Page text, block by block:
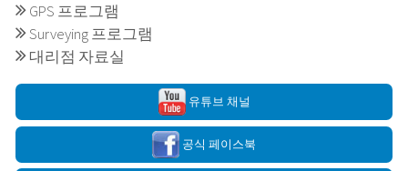
GPS 프로그램
Surveying 프로그램
대리점 자료실
유튜브 채널
공식 페이스북